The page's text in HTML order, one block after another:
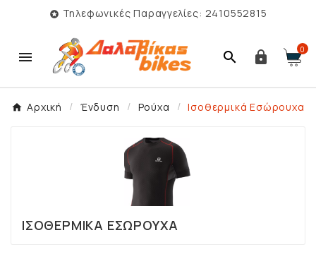
 Τηλεφωνικές Παραγγελίες: 2410552815
   0
Αρχική Ένδυση Ρούχα Ισοθερμικά Εσώρουχα
ΙΣΟΘΕΡΜΙΚΆ ΕΣΏΡΟΥΧΑ